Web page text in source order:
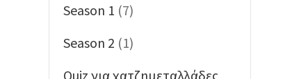
Season 1 (7)
Season 2 (1)
Quiz για χατζημεταλλάδες